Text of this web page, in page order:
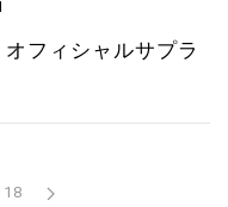
フィシャルサプラ
18